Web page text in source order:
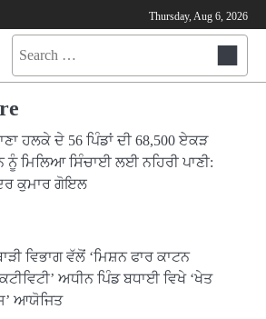
Thursday, Aug 6, 2026
Search
ਹਲਕੇ ਦੇ 56 ਪਿੰਡਾਂ ਦੀ 68,500 ਏਕੜ
ਨੂੰ ਮਿਲਿਆ ਸਿੰਚਾਈ ਲਈ ਨਹਿਰੀ ਪਾਣੀ:
ਕੁਮਾਰ ਗੋਇਲ
ਵਿਭਾਗ ਵੱਲੋਂ ‘ਮਿਸ਼ਨ ਫਾਰ ਕਾਟਨ
ਅਧੀਨ ਪਿੰਡ ਬਧਾਈ ਵਿਖੇ ‘ਖੇਤ
ਆਯੋਜਿਤ